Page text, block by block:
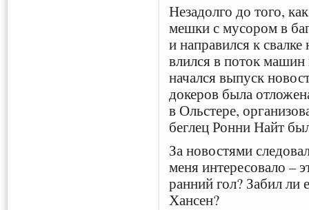
Незадолго до того,
мешки с мусором в
и направился к
влился в поток
начался выпуск
докеров была
в Ольстере,
беглец Ронни Найт
За новостями
меня интересовало –
ранний гол? Забил ли
Хансен?